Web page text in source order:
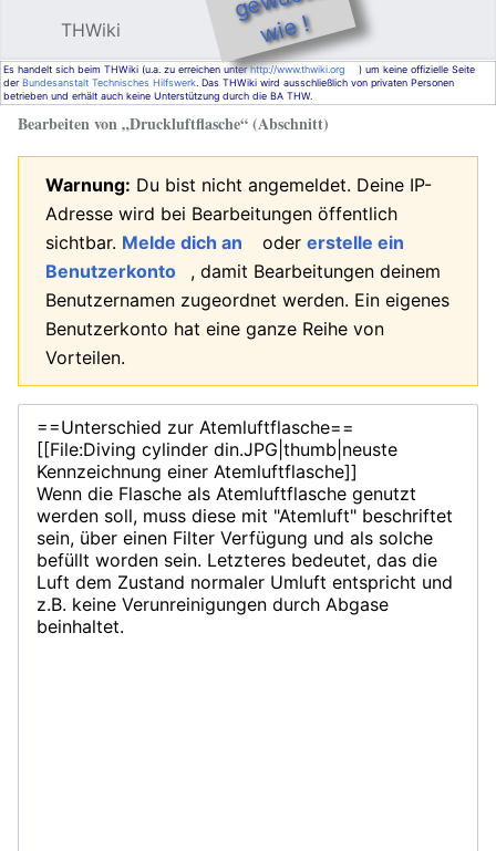
THWiki e !
Es handelt sich beim THWiki (u.a. zu erreichen unterhttp://www.thwiki.org
) um keine offizielle Seite
derBundesanstalt Technisches Hilfswerk. Das THWiki wird ausschließlich von privaten Personen
betrieben und erhält auch keine Unterstützung durch die BA THW.
Bearbeiten von „Druckluftflasche“ (Abschnitt)
Warnung: Du bist nicht angemeldet. Deine IP-
Adresse wird bei Bearbeitungen öffentlich
sichtbar. Melde dich an oder erstelle ein
Benutzerkonto
, damit Bearbeitungen deinem
Benutzernamen zugeordnet werden. Ein eigenes
Benutzerkonto hat eine ganze Reihe von
Vorteilen.